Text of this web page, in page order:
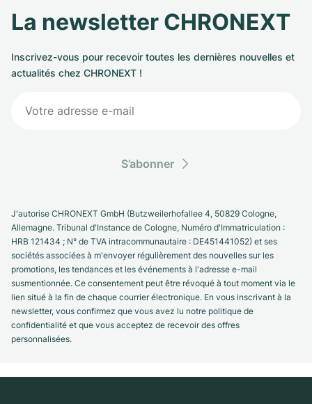
La newsletter CHRONEXT
Inscrivez-vous pour recevoir toutes les dernières nouvelles et
actualités chez CHRONEXT !
S’abonner
J'autorise CHRONEXT GmbH (Butzweilerhofallee 4, 50829 Cologne,
Allemagne. Tribunal d'Instance de Cologne, Numéro d'Immatriculation :
HRB 121434 ; N° de TVA intracommunautaire : DE451441052) et ses
sociétés associées à m'envoyer régulièrement des nouvelles sur les
promotions, les tendances et les événements à l'adresse e-mail
susmentionnée. Ce consentement peut être révoqué à tout moment via le
lien situé à la fin de chaque courrier électronique. En vous inscrivant à la
newsletter, vous confirmez que vous avez lu notre politique de
confidentialité et que vous acceptez de recevoir des offres
personnalisées.